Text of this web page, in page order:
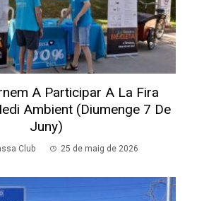
A Participar A La Fira
Ambient (diumenge 7 De
Juny)
Club 25 de maig de 2026